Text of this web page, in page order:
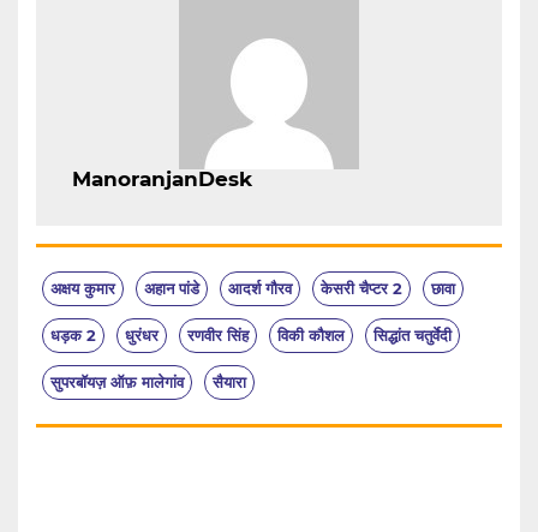
ManoranjanDesk
अक्षय कुमार अहान पांडे आदर्श गौरव केसरी चैप्टर 2 छावा
धड़क 2 धुरंधर रणवीर सिंह विकी कौशल सिद्धांत चतुर्वेदी
सुपरबॉयज़ ऑफ़ मालेगांव सैयारा